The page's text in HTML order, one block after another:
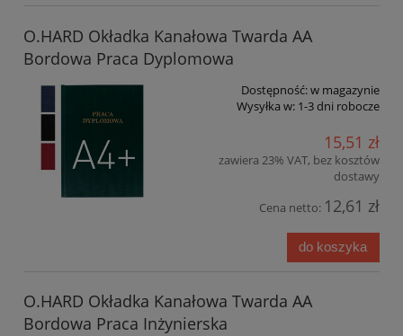
O.HARD Okładka Kanałowa Twarda AA
Bordowa Praca Dyplomowa
Dostępność:w magazynie
Wysyłka w: 1-3 dni robocze
15,51 zł
zawiera 23% VAT, bez kosztów
dostawy
Cena netto: 12,61 zł
do koszyka
O.HARD Okładka Kanałowa Twarda AA
Bordowa Praca Inżynierska